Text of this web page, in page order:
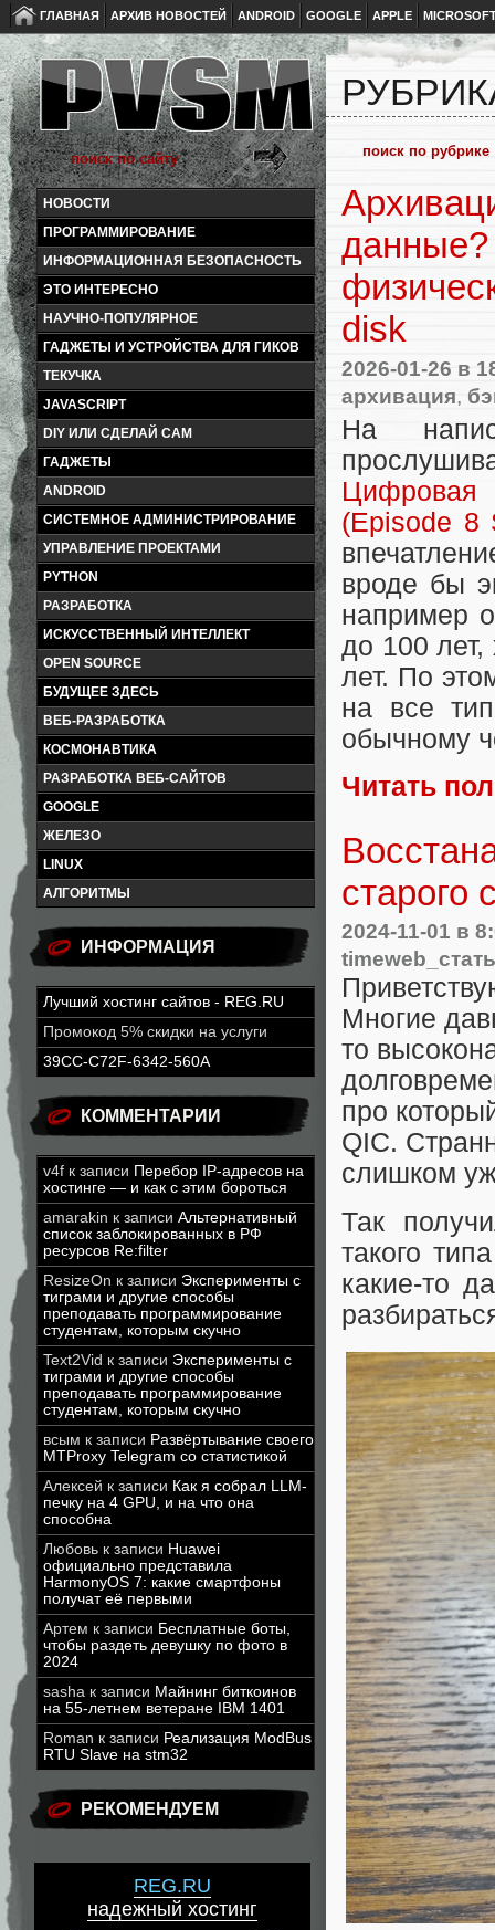
ГЛАВНАЯ АРХИВ НОВОСТЕЙ ANDROID GOOGLE APPLE
НОВОСТИ
ПРОГРАММИРОВАНИЕ
ИНФОРМАЦИОННАЯ БЕЗОПАСНОСТЬ
ЭТО ИНТЕРЕСНО
НАУЧНО-ПОПУЛЯРНОЕ
ГАДЖЕТЫ И УСТРОЙСТВА ДЛЯ ГИКОВ
ТЕКУЧКА
JAVASCRIPT
DIY ИЛИ СДЕЛАЙ САМ
ГАДЖЕТЫ
ANDROID
СИСТЕМНОЕ АДМИНИСТРИРОВАНИЕ
УПРАВЛЕНИЕ ПРОЕКТАМИ
PYTHON
РАЗРАБОТКА
ИСКУССТВЕННЫЙ ИНТЕЛЛЕКТ
OPEN SOURCE
БУДУЩЕЕ ЗДЕСЬ
ВЕБ-РАЗРАБОТКА
КОСМОНАВТИКА
РАЗРАБОТКА ВЕБ-САЙТОВ
GOOGLE
ЖЕЛЕЗО
LINUX
АЛГОРИТМЫ
ИНФОРМАЦИЯ
Лучший хостинг сайтов - REG.RU
Промокод 5% скидки на услуги
39CC-C72F-6342-560A
КОММЕНТАРИИ
v4f к записи Перебор IP-адресов на
хостинге — и как с этим бороться
amarakin к записи Альтернативный
список заблокированных в РФ
ресурсов Re:filter
ResizeOn к записи Эксперименты с
тиграми и другие способы
преподавать программирование
студентам, которым скучно
Text2Vid к записи Эксперименты с
тиграми и другие способы
преподавать программирование
студентам, которым скучно
всым к записи Развёртывание своего
MTProxy Telegram со статистикой
Алексей к записи Как я собрал LLM-
печку на 4 GPU, и на что она
способна
Любовь к записи Huawei
официально представила
HarmonyOS 7: какие смартфоны
получат её первыми
Артем к записи Бесплатные боты,
чтобы раздеть девушку по фото в
2024
sasha к записи Майнинг биткоинов
на 55-летнем ветеране IBM 1401
Roman к записи Реализация ModBus
RTU Slave на stm32
РЕКОМЕНДУЕМ
REG.RU
надежный хостинг
disk
2026-01-26 в
архивация,
На
Цифровая
(Episode 8
вроде бы
например
до 100 лет,
лет. По
на все
обычному
Читать
старого
2024-11-01 в
Многие
то
про
QIC.
слишком
Так
такого
какие-то